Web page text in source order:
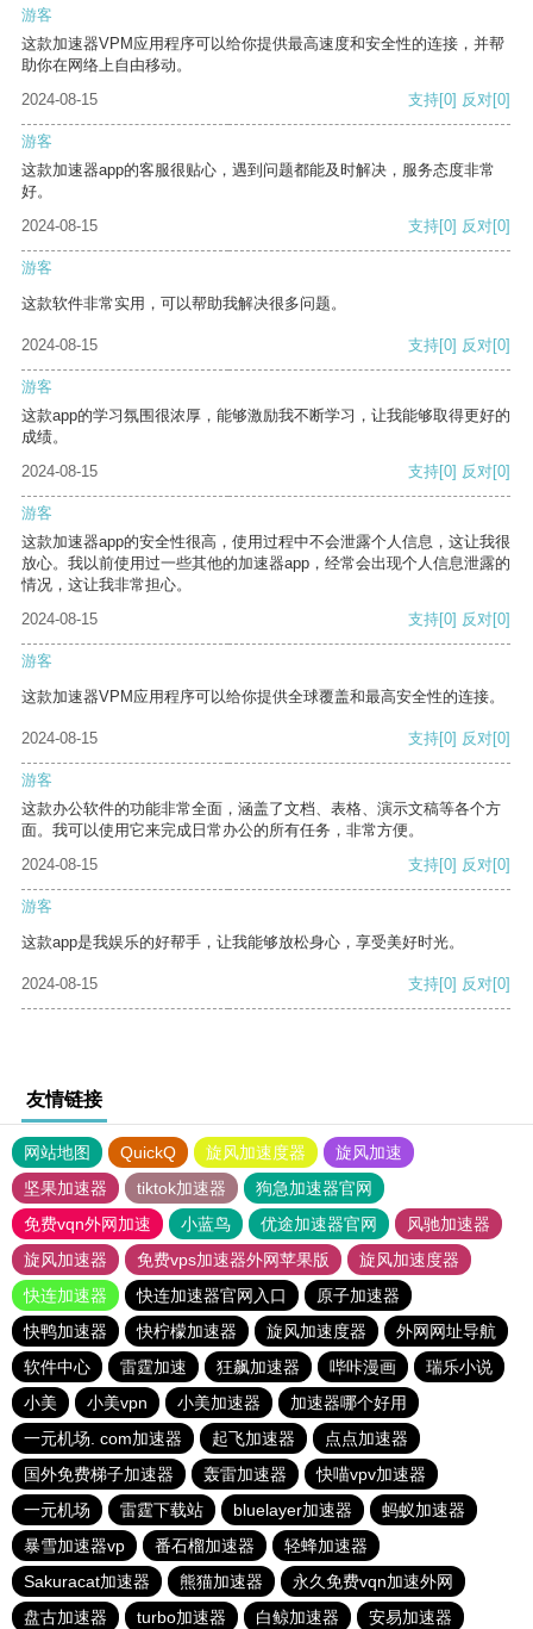
游客
这款加速器VPM应用程序可以给你提供最高速度和安全性的连接，并帮
助你在网络上自由移动。
2024-08-15
支持[0] 反对[0]
游客
这款加速器app的客服很贴心，遇到问题都能及时解决，服务态度非常
好。
2024-08-15
支持[0] 反对[0]
游客
这款软件非常实用，可以帮助我解决很多问题。
2024-08-15 支持[0] 反对[0]
游客
这款app的学习氛围很浓厚，能够激励我不断学习，让我能够取得更好的
成绩。
2024-08-15
支持[0] 反对[0]
游客
这款加速器app的安全性很高，使用过程中不会泄露个人信息，这让我很
放心。我以前使用过一些其他的加速器app，经常会出现个人信息泄露的
情况，这让我非常担心。
2024-08-15
支持[0] 反对[0]
游客
这款加速器VPM应用程序可以给你提供全球覆盖和最高安全性的连接。
2024-08-15 支持[0] 反对[0]
游客
这款办公软件的功能非常全面，涵盖了文档、表格、演示文稿等各个方
面。我可以使用它来完成日常办公的所有任务，非常方便。
2024-08-15
支持[0] 反对[0]
游客
这款app是我娱乐的好帮手，让我能够放松身心，享受美好时光。
2024-08-15 支持[0] 反对[0]
友情链接
网站地图 QuickQ 旋风加速度器
旋风加速
坚果加速器
tiktok加速器
狗急加速器官网
免费vqn外网加速
小蓝鸟 优途加速器官网
风驰加速器
旋风加速器
免费vps加速器外网苹果版
旋风加速度器
快连加速器
快连加速器官网入口
原子加速器
快鸭加速器
快柠檬加速器 旋风加速度器
外网网址导航
软件中心
雷霆加速 狂飙加速器 哔咔漫画
瑞乐小说
小美
小美vpn 小美加速器
加速器哪个好用
一元机场. com加速器
起飞加速器
点点加速器
国外免费梯子加速器
轰雷加速器
快喵vpv加速器
一元机场
雷霆下载站 bluelayer加速器
蚂蚁加速器
暴雪加速器vp
番石榴加速器
轻蜂加速器
Sakuracat加速器
熊猫加速器
永久免费vqn加速外网
盘古加速器
turbo加速器 白鲸加速器 安易加速器